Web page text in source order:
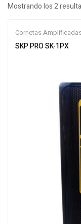
Mostrando los 2
Cornetas
SKP PRO SK-1PX